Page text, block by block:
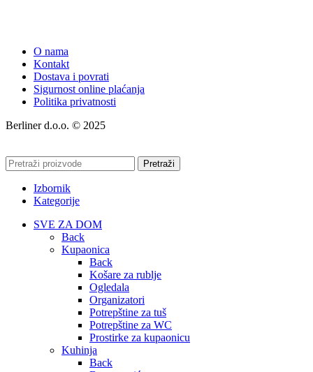
O nama
Kontakt
Dostava i povrati
Sigurnost online plaćanja
Politika privatnosti
Berliner d.o.o. © 2025
Pretraži
Izbornik
Kategorije
SVE ZA DOM
Back
Kupaonica
Back
Košare za rublje
Ogledala
Organizatori
Potrepštine za tuš
Potrepštine za WC
Prostirke za kupaonicu
Kuhinja
Back